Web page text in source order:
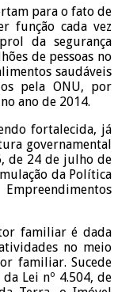
para o fato de
função cada vez
da segurança
de pessoas no
saudáveis
pela ONU, por
ano de 2014.
fortalecida, já
governamental
de 24 de julho de
da Política
familiar é dada
no meio
familiar. Sucede
Lei nº 4.504, de